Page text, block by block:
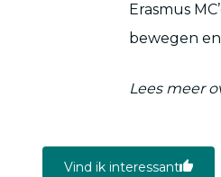
Erasmus
bewegen
Lees meer
Vind ik interessant